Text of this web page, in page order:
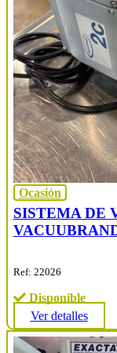
Ocasión
SISTEMA DE
Ref: 22026
Disponible
Ver detalles